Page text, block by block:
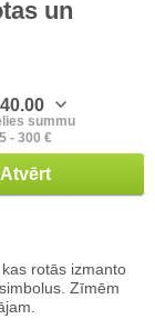
un
summu
5 - 300 €
Atvērt
rotās izmanto
Zīmēm